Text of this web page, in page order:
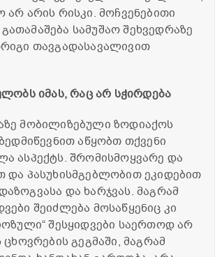
არ არის რისკი. მოჩვენებითი
სამუშაო შეხვედრაზე
თავგადასავალივით
იმას, რაც არ სჭირდება
მობილიზებული ზოდიაქოს
აწყობთ თქვენი
ასპექტს. შრომისმოყვარე და
და პასუხისმგებლობით ეკიდებით
და ხარჯვას. მაგრამ
შეიძლება მოსაწყენიც კი
შესყიდვები საერთოდ არ
ცხოვრების გეგმაში, მაგრამ